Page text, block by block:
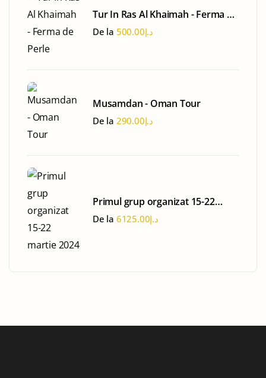
Tur In Ras Al Khaimah - Ferma de
Perle
De la د.إ500.00
Musamdan - Oman Tour
De la د.إ290.00
Primul grup organizat 15-22
martie 2024
De la د.إ6125.00